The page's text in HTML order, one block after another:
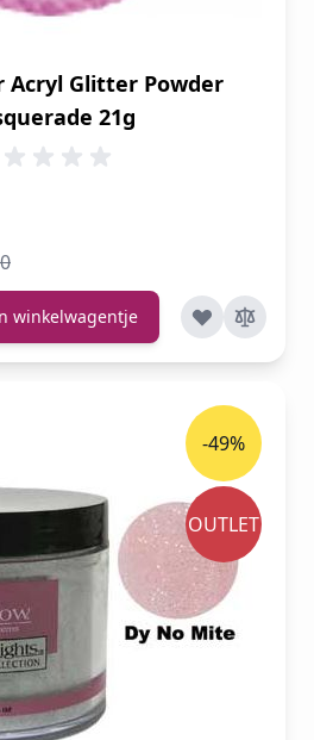
Acryl Glitter Powder
21g
winkelwagentje
-49%
OUTLET